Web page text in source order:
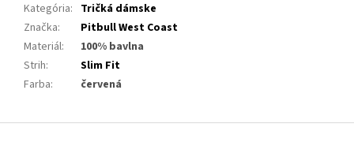
Kategória: Tričká dámske
Značka:
Pitbull West Coast
Materiál:
100% bavlna
Strih:
Slim Fit
Farba: červená
Z